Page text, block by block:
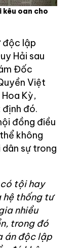
kêu oan cho
độc lập
Hải sau
Đốc
Việt
Kỳ,
đó.
đồng điều
không
sự trong
có tội hay
thống tư
nhiều
trong đó
án độc lập